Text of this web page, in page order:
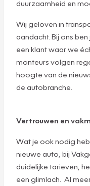
duurzaamheid en
Wij geloven in
aandacht. Bij ons
een klant waar we
monteurs volgen
hoogte van de
de autobranche.
Vertrouwen en
Wat je ook nodig
nieuwe auto, bij
duidelijke tarieven,
een glimlach. Al